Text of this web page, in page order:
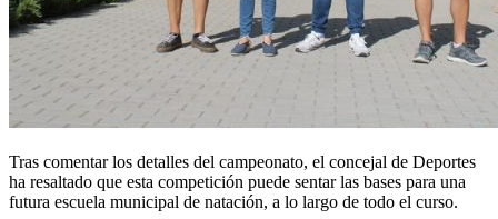
Tras comentar los detalles del campeonato, el concejal de Deportes
ha resaltado que esta competición puede sentar las bases para una
futura escuela municipal de natación, a lo largo de todo el curso.